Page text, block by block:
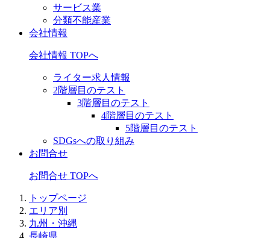
サービス業
分類不能産業
会社情報
会社情報 TOPへ
ライター求人情報
2階層目のテスト
3階層目のテスト
4階層目のテスト
5階層目のテスト
SDGsへの取り組み
お問合せ
お問合せ TOPへ
トップページ
エリア別
九州・沖縄
長崎県